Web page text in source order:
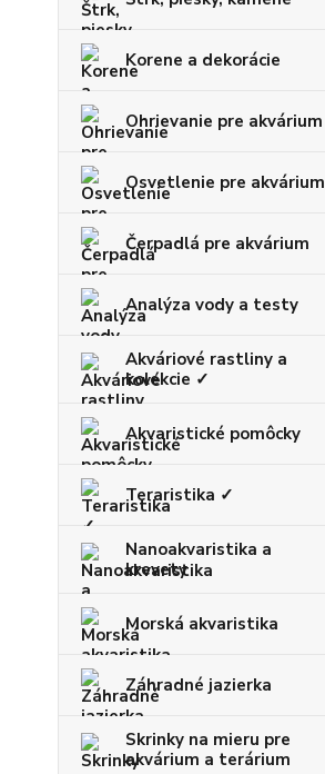
Korene a dekorácie
Ohrievanie pre akvárium
Osvetlenie pre akvárium
Čerpadlá pre akvárium
Analýza vody a testy
Akváriové rastliny a
kolekcie ✓
Akvaristické pomôcky
Teraristika ✓
Nanoakvaristika a
krevety
Morská akvaristika
Záhradné jazierka
Skrinky na mieru pre
akvárium a terárium